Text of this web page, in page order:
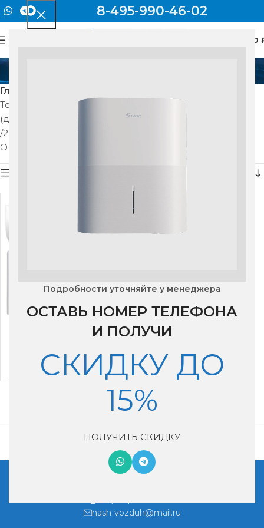
Подробности уточняйте у менеджера
ОСТАВЬ НОМЕР ТЕЛЕФОНА
И ПОЛУЧИ
СКИДКУ ДО
15%
ПОЛУЧИТЬ СКИДКУ
8-495-990-46-02
0
Главная
Товар Номинальная теплопроизводительность
(диапазон), кВт
2,92
Отображение единственного товара
Сплит- система Royal
Clima RC-GL28HN
31,390
nash-vozduh@mail.ru